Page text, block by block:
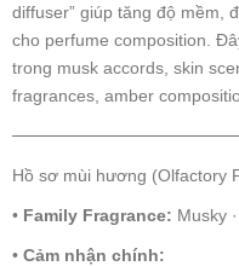
diffuser” giúp tăng độ mềm,
cho perfume composition.
trong musk accords, skin
fragrances, amber
Hồ sơ mùi hương (Olfactory
• Family Fragrance: Musky
• Cảm nhận chính: